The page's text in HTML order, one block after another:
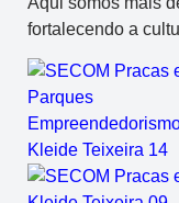
fortalecendo a